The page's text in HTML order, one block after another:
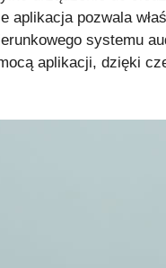
aplikacja pozwala
systemu
aplikacji, dzięki